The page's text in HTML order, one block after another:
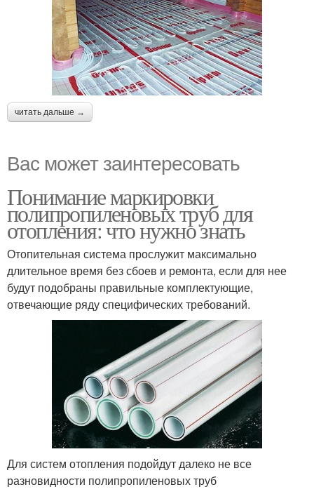
читать дальше →
Вас может заинтересовать
Понимание маркировки
полипропиленовых труб для
отопления: что нужно знать
Отопительная система прослужит максимально
длительное время без сбоев и ремонта, если для нее
будут подобраны правильные комплектующие,
отвечающие ряду специфических требований.
Для систем отопления подойдут далеко не все
разновидности полипропиленовых труб